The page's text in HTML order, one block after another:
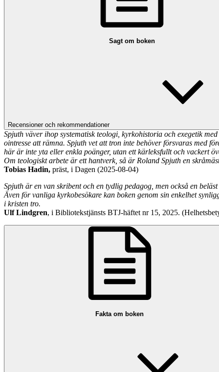
Sagt om boken
Recensioner och rekommendationer
Spjuth väver ihop systematisk teologi, kyrkohistoria och exegetik
ointresse att rämna. Spjuth vet att tron inte behöver försvaras med
här är inte yta eller enkla poänger, utan ett kärleksfullt och vackert
Om teologiskt arbete är ett hantverk, så är Roland Spjuth en
Tobias Hadin, präst, i Dagen (2025-08-04)
Spjuth är en van skribent och en tydlig pedagog, men också en
Även för vanliga kyrkobesökare kan boken genom sin enkelhet
i kristen tro.
Ulf Lindgren, i Bibliotekstjänsts BTJ-häftet nr 15, 2025.
Fakta om boken